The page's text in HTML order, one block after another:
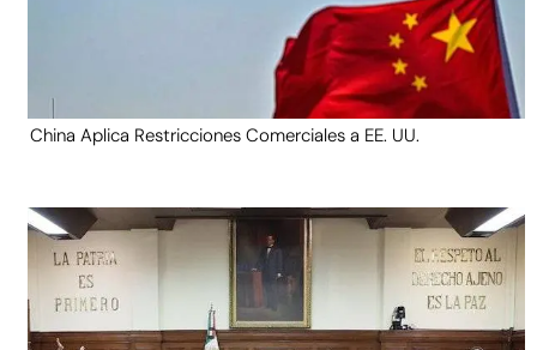
China Aplica Restricciones Comerciales a EE. UU.